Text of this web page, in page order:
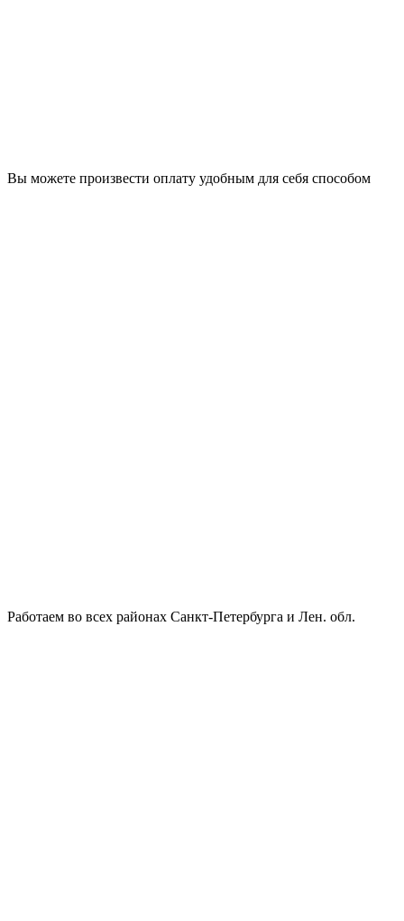
Вы можете произвести оплату удобным для себя способом
Работаем во всех районах Санкт-Петербурга и Лен. обл.